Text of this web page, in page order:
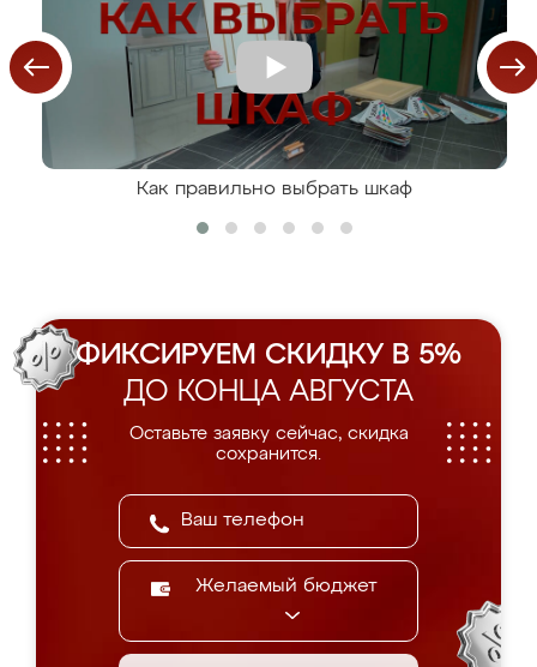
Как правильно выбрать шкаф
ФИКСИРУЕМ СКИДКУ В 5%
ДО КОНЦА АВГУСТА
Оставьте заявку сейчас, скидка
сохранится.
Желаемый бюджет